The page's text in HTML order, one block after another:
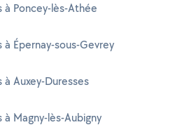
à Poncey-lès-Athée
à Épernay-sous-Gevrey
à Auxey-Duresses
à Magny-lès-Aubigny